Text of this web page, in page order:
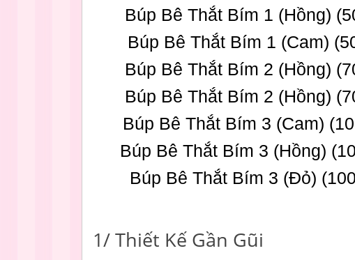
Búp Bê Thắt Bím 1 (Hồng)
Búp Bê Thắt Bím 1 (Cam)
Búp Bê Thắt Bím 2 (Hồng)
Búp Bê Thắt Bím 2 (Hồng)
Búp Bê Thắt Bím 3 (Cam)
Búp Bê Thắt Bím 3 (Hồng)
Búp Bê Thắt Bím 3 (Đỏ)
1/ Thiết Kế Gần Gũi